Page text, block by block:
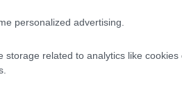
personalized advertising.
storage related to analytics like cookies